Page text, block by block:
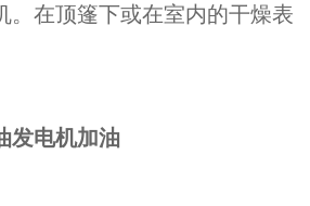
。在顶篷下或在室内的干燥表
电机加油